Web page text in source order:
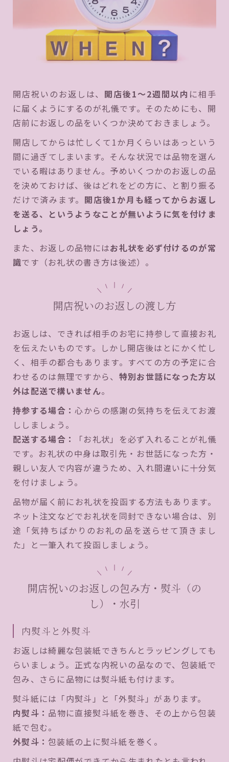
開店祝いのお返しは、 開店後1〜2週間以内 に相手
に届くようにするのが礼儀です。そのためにも、開
店前にお返しの品をいくつか決めておきましょう。
開店してからは忙しくて1か月くらいはあっという
間に過ぎてしまいます。そんな状況では品物を選ん
でいる暇はありません。予めいくつかのお返しの品
を決めておけば、後はどれをどの方に、と割り振る
だけで済みます。 開店後1か月も経ってからお返し
を送る、というようなことが無いように気を付けま
しょう。
また、お返しの品物にはお礼状を必ず付けるのが常
識です（お礼状の書き方は後述）。
開店祝いのお返しの渡し方
お返しは、できれば相手のお宅に持参して直接お礼
を伝えたいものです。しかし開店後はとにかく忙し
く、相手の都合もあります。すべての方の予定に合
わせるのは無理ですから、 特別お世話になった方以
外は配送で構いません。
持参する場合：心からの感謝の気持ちを伝えてお渡
ししましょう。
配送する場合：
「お礼状」を必ず入れることが礼儀
です。お礼状の中身は取引先・お世話になった方・
親しい友人で内容が違うため、入れ間違いに十分気
を付けましょう。
品物が届く前にお礼状を投函する方法もあります。
ネット注文などでお礼状を同封できない場合は、別
途「気持ちばかりのお礼の品を送らせて頂きまし
た」と一筆入れて投函しましょう。
開店祝いのお返しの包み方・熨斗（の
し）・水引
内熨斗と外熨斗
お返しは綺麗な包装紙できちんとラッピングしても
らいましょう。正式な内祝いの品なので、包装紙で
包み、さらに品物には熨斗紙も付けます。
熨斗紙には「内熨斗」と「外熨斗」があります。
内熨斗： 品物に直接熨斗紙を巻き、その上から包装
紙で包む。
外熨斗：包装紙の上に熨斗紙を巻く。